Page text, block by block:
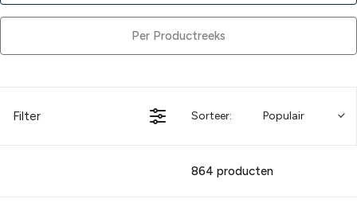
Per Productreeks
Sorteer: Populair
Filter
864 producten